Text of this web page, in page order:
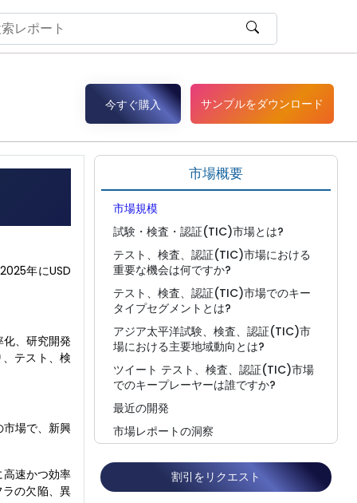
今すぐ購入 サンプルをダウンロード
年にUSD
、研究開発
テスト、検
場で、新興
速かつ効率
の欠陥、異
市場概要
市場規模
試験・検査・認証(TIC)市場とは?
テスト、検査、認証(TIC)市場における
重要な機会は何ですか?
テスト、検査、認証(TIC)市場でのキー
タイプセグメントとは?
アジア太平洋試験、検査、認証(TIC)市
場における主要地域動向とは?
ツイート テスト、検査、認証(TIC)市場
でのキープレーヤーは誰ですか?
最近の開発
市場レポートの洞察
割引をリクエスト